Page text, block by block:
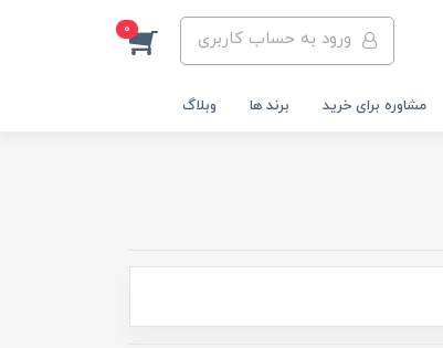
ورود به حساب کاربری 0
مشاوره برای خرید برند ها وبلاگ